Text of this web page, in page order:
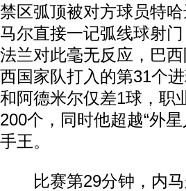
禁区弧顶被对方球员特
马尔直接一记弧线球射
法兰对此毫无反应，巴
西国家队打入的第31个
和阿德米尔仅差1球，职
200个，同时他超越“外
手王。
比赛第29分钟，内马